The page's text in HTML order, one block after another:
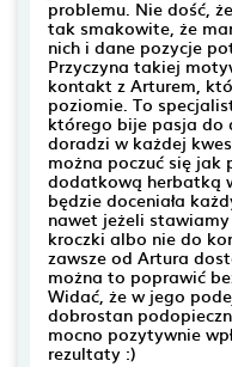
problemu. Nie dość,
tak smakowite, że
nich i dane pozycje
Przyczyna takiej
kontakt z Arturem,
poziomie. To
którego bije pasja
doradzi w każdej
można poczuć się jak
dodatkową herbatką
będzie doceniała
nawet jeżeli
kroczki albo nie do
zawsze od Artura
można to poprawić
Widać, że w jego
dobrostan
mocno pozytywnie
rezultaty :)